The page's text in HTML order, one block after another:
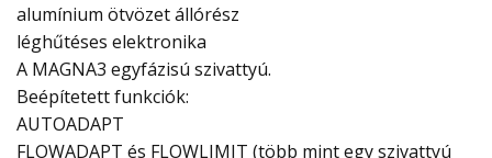
alumínium ötvözet állórész
léghűtéses elektronika
A MAGNA3 egyfázisú szivattyú.
Beépítetett funkciók:
AUTOADAPT
FLOWADAPT és FLOWLIMIT (több mint egy szivattyú